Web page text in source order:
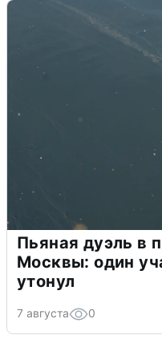
Пьяная дуэль в
Москвы: один
утонул
7 августа 0